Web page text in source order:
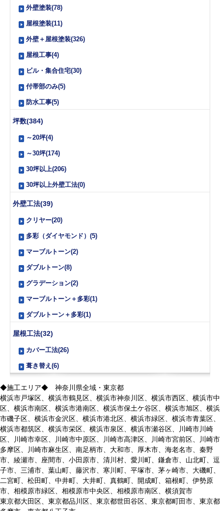
外壁塗装(78)
屋根塗装(11)
外壁＋屋根塗装(326)
屋根工事(4)
ビル・集合住宅(30)
付帯部のみ(5)
防水工事(5)
坪数(384)
～20坪(4)
～30坪(174)
30坪以上(206)
30坪以上外壁工法(0)
外壁工法(39)
クリヤー(20)
多彩（ダイヤモンド）(5)
マーブルトーン(2)
ダブルトーン(8)
グラデーション(2)
マーブルトーン＋多彩(1)
ダブルトーン＋多彩(1)
屋根工法(32)
カバー工法(26)
葺き替え(6)
◆施工エリア◆ 神奈川県全域・東京都
横浜市戸塚区、横浜市鶴見区、横浜市神奈川区、横浜市西区、横浜市中
区、横浜市南区、横浜市港南区、横浜市保土ケ谷区、横浜市旭区、横浜
市磯子区、横浜市金沢区、横浜市港北区、横浜市緑区、横浜市青葉区、
横浜市都筑区、横浜市栄区、横浜市泉区、横浜市瀬谷区、川崎市川崎
区、川崎市幸区、川崎市中原区、川崎市高津区、川崎市宮前区、川崎市
多摩区、川崎市麻生区、南足柄市、大和市、厚木市、海老名市、秦野
市、綾瀬市、座間市、小田原市、清川村、愛川町、鎌倉市、山北町、逗
子市、三浦市、葉山町、藤沢市、寒川町、平塚市、茅ヶ崎市、大磯町、
二宮町、松田町、中井町、大井町、真鶴町、開成町、箱根町、伊勢原
市、相模原市緑区、相模原市中央区、相模原市南区、横須賀市
東京都大田区、東京都品川区、東京都世田谷区、東京都町田市、東京都